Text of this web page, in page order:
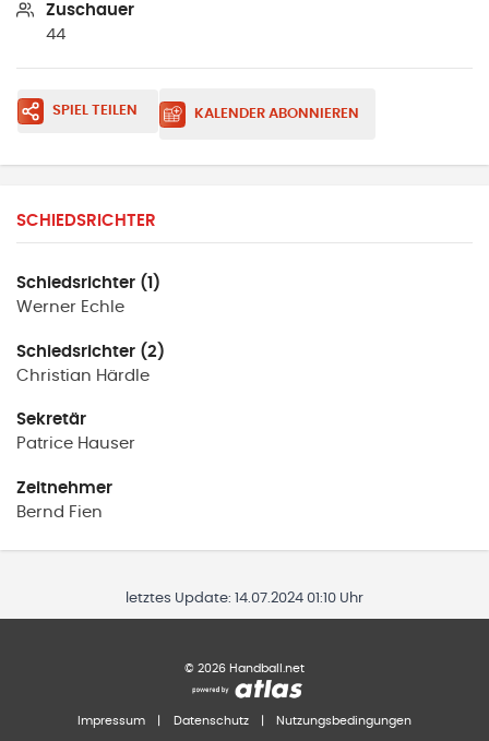
Zuschauer
44
SPIEL TEILEN KALENDER ABONNIEREN
SCHIEDSRICHTER
Schiedsrichter (1)
Werner Echle
Schiedsrichter (2)
Christian Härdle
Sekretär
Patrice Hauser
Zeitnehmer
Bernd Fien
letztes Update: 14.07.2024 01:10 Uhr
© 2026 Handball.net
Impressum Datenschutz Nutzungsbedingungen